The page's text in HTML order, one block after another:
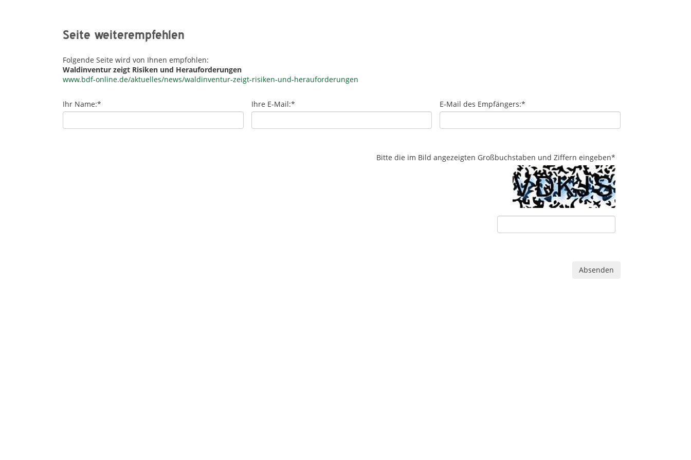
Seite weiterempfehlen
Folgende Seite wird von Ihnen empfohlen:
Waldinventur zeigt Risiken und Herauforderungen
www.bdf-online.de/aktuelles/news/waldinventur-zeigt-risiken-und-herauforderungen
Ihr Name:* Ihre E-Mail:* E-Mail des Empfängers:*
Bitte die im Bild angezeigten Großbuchstaben und Ziffern eingeben*
Absenden